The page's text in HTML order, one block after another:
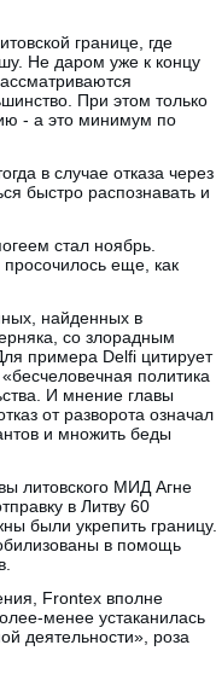
границе, где
Не даром уже к концу
При этом только
- а это минимум по
в случае отказа через
быстро распознавать и
стал ноябрь.
еще, как
найденных в
со злорадным
примера Delfi цитирует
политика
И мнение главы
от разворота означал
и множить беды
литовского МИД Агне
в Литву 60
были укрепить границу.
в помощь
Frontex вполне
менее устаканилась
деятельности», роза